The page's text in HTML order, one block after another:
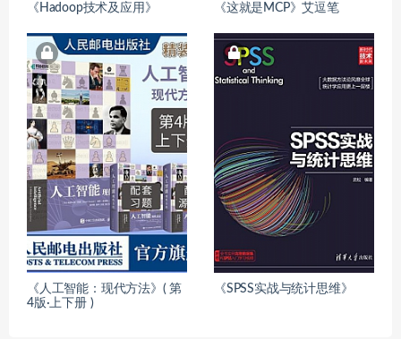
《Hadoop技术及应用》 《这就是MCP》艾逗笔
《人工智能：现代方法》( 第
4版·上下册 )
《SPSS实战与统计思维》